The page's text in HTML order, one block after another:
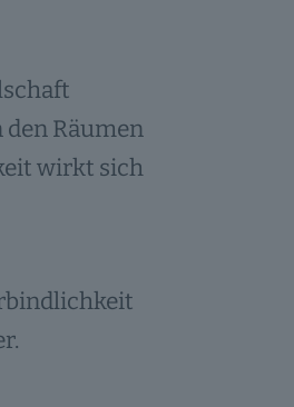
den Räumen
wirkt sich